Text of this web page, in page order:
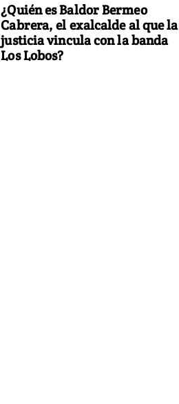
¿Quién es Baldor Bermeo
Cabrera, el exalcalde al que la
justicia vincula con la banda
Los Lobos?